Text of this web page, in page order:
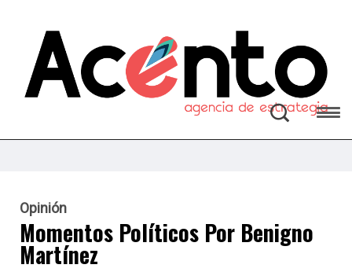
Opinión
Momentos Políticos Por Benigno
Martínez